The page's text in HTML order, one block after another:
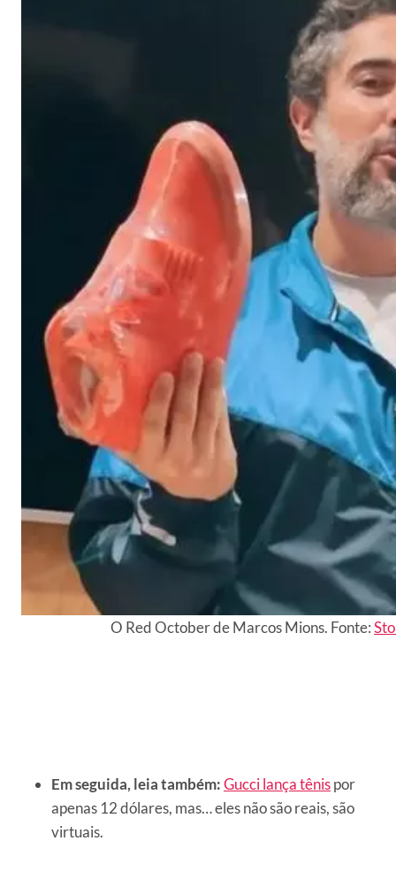
O Red October de Marcos Mions. Fonte:
Em seguida, leia também:Gucci lança tênispor
apenas 12 dólares, mas… eles não são reais, são
virtuais.